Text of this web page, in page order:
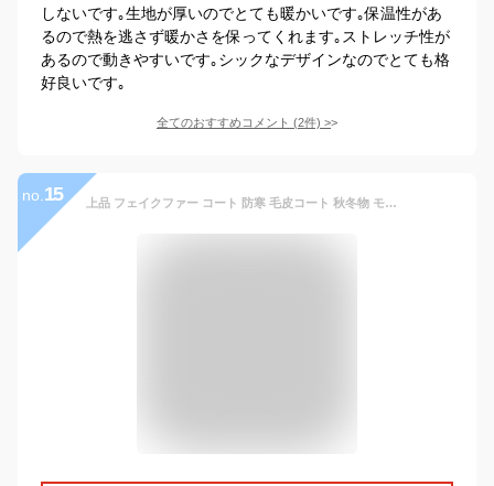
しないです｡生地が厚いのでとても暖かいです｡保温性があ
るので熱を逃さず暖かさを保ってくれます｡ストレッチ性が
あるので動きやすいです｡シックなデザインなのでとても格
好良いです｡
全てのおすすめコメント (2件) >
no. 15 上品 フェイクファー コート 防寒 毛皮コート 秋冬物 モコモコ 上品 男性 メンズファッション ファー ジャケット 長袖 厚手 お洒落 おしゃれ ゆったり 通勤 アウター カジュアル 30代40代 送料無料 防寒性抜群 秋冬 ロング メンズ 秋冬アウター 体型カバー 大きいサイズ